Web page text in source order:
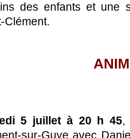
des enfants et une
Clément.
5 juillet à 20 h 45,
sur-Guye avec